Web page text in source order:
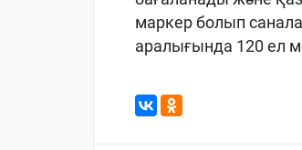
маркерболып
аралығында 120 ел